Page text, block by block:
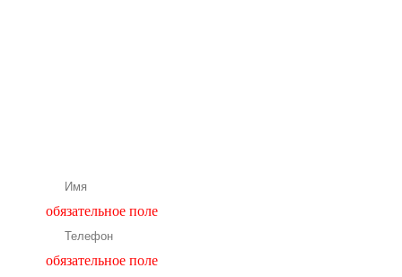
обязательное поле
обязательное поле